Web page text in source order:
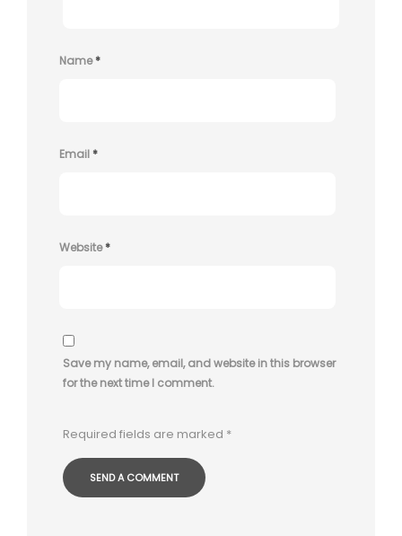
Name*
Email*
Website*
Save my name, email, and website in this browser
for the next time I comment.
Required fields are marked *